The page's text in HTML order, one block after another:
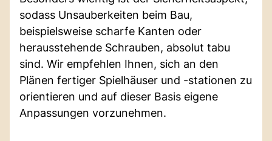
sodass Unsauberkeiten beim Bau,
beispielsweise scharfe Kanten oder
herausstehende Schrauben, absolut tabu
sind. Wir empfehlen Ihnen, sich an den
Plänen fertiger Spielhäuser und -stationen zu
orientieren und auf dieser Basis eigene
Anpassungen vorzunehmen.